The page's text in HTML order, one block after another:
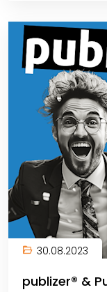
30.08.2023
publizer® &